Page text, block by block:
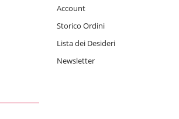
Account
Storico Ordini
Lista dei Desideri
Newsletter